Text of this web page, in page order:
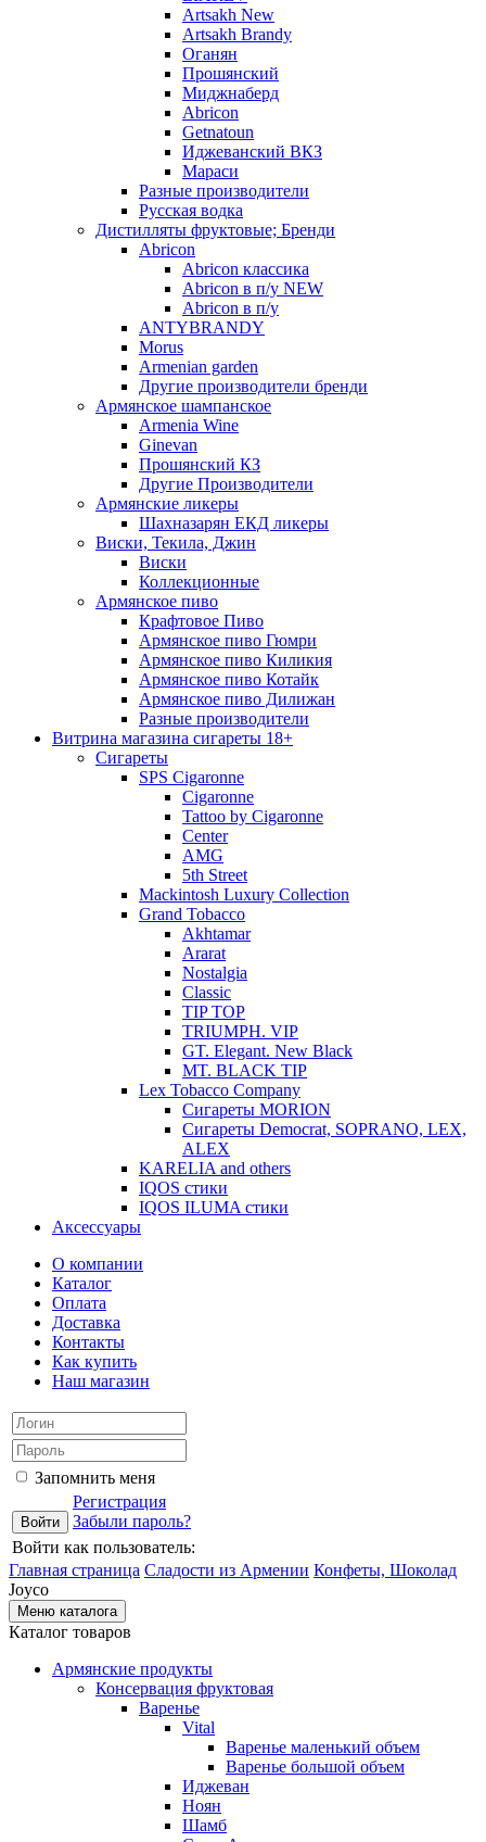
Artsakh New
Artsakh Brandy
Оганян
Прошянский
Миджнаберд
Abricon
Getnatoun
Иджеванский ВКЗ
Мараси
Разные производители
Русская водка
Дистилляты фруктовые; Бренди
Abricon
Abricon классика
Abricon в п/у NEW
Abricon в п/у
ANTYBRANDY
Morus
Armenian garden
Другие производители бренди
Армянское шампанское
Armenia Wine
Ginevan
Прошянский КЗ
Другие Производители
Армянские ликеры
Шахназарян ЕКД ликеры
Виски, Текила, Джин
Виски
Коллекционные
Армянское пиво
Крафтовое Пиво
Армянское пиво Гюмри
Армянское пиво Киликия
Армянское пиво Котайк
Армянское пиво Дилижан
Разные производители
Витрина магазина сигареты 18+
Cигареты
SPS Cigaronne
Сigaronne
Tattoo by Cigaronne
Center
AMG
5th Street
Mackintosh Luxury Collection
Grand Tobacco
Akhtamar
Ararat
Nostalgia
Classic
TIP TOP
TRIUMPH. VIP
GT. Elegant. New Black
MT. BLACK TIP
Lex Tobacco Company
Сигареты MORION
Сигареты Democrat, SOPRANO, LEX,
ALEX
KARELIA and others
IQOS стики
IQOS ILUMA стики
Аксессуары
О компании
Каталог
Оплата
Доставка
Контакты
Как купить
Наш магазин
Запомнить меня
Регистрация
Забыли пароль?
Войти как пользователь:
Главная страница Сладости из Армении Конфеты, Шоколад
Joyco
Меню каталога
Каталог товаров
Армянские продукты
Консервация фруктовая
Варенье
Vital
Варенье маленький объем
Варенье большой объем
Иджеван
Ноян
Шамб